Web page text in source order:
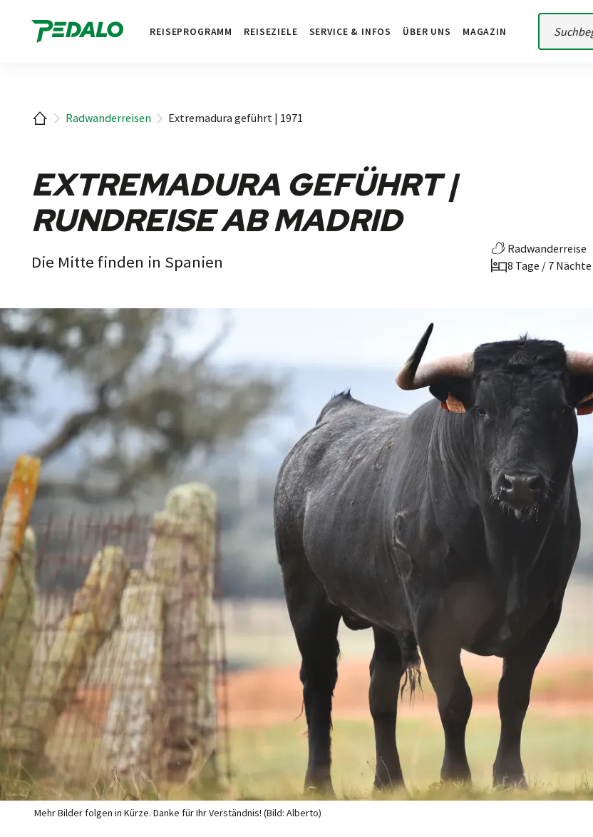
REISEPROGRAMM REISEZIELE SERVICE & INFOS ÜBER UNS MAGAZIN
StartseiteRadwanderreisen Extremadura geführt | 1971
EXTREMADURA GEFÜHRT |
RUNDREISE AB MADRID
Die Mitte finden in Spanien
Radwanderreise
8 Tage / 7 Nächte
Mehr Bilder folgen in Kürze. Danke für Ihr Verständnis! (Bild: Alberto)